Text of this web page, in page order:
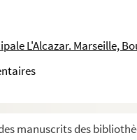
L'Alcazar. Marseille,
manuscrits des
Toutes les initiales sont en